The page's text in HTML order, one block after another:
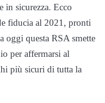
in sicurezza. Ecco
fiducia al 2021, pronti
oggi questa RSA smette
per affermarsi al
più sicuri di tutta la